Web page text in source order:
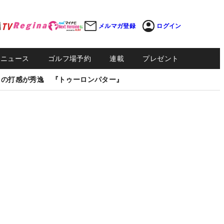
メルマガ登録 ログイン
ュース ゴルフ場予約 連載 プレゼント
打感が秀逸 『トゥーロンパター』